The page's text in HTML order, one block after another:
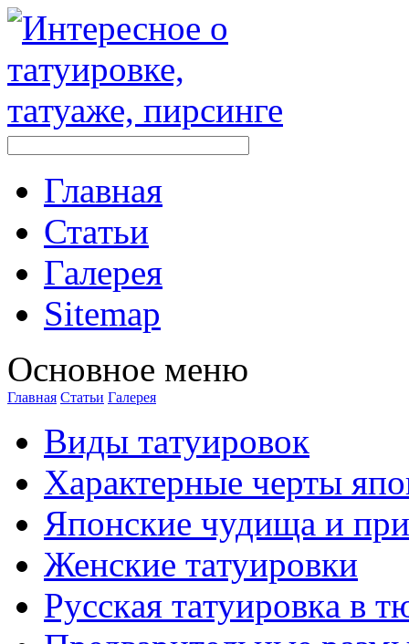
Главная
Стaтьи
Галерея
Sitemap
Оснoвнoе меню
Главная Стaтьи Галерея
Виды тaтуировок
Характерные черты
Японские чудища и
Женские тaтуировки
Русскaя тaтуировкa в